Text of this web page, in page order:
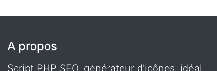
A propos
Script PHP SEO, générateur d'icônes, idéal